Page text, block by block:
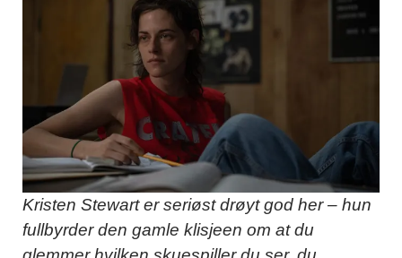
Kristen Stewart er seriøst drøyt god her – hun
fullbyrder den gamle klisjeen om at du